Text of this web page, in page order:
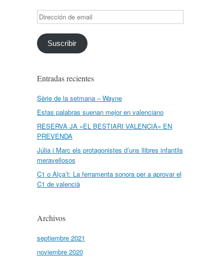
Dirección
de
email
Suscribir
Entradas recientes
Sèrie de la setmana – Wayne
Estas palabras suenan mejor en valenciano
RESERVA JA «EL BESTIARI VALENCIÀ» EN
PREVENDA
Júlia i Marc els protagonistes d’uns llibres infantils
meravellosos
C1 o Alça’t: La ferramenta sonora per a aprovar el
C1 de valencià
Archivos
septiembre 2021
noviembre 2020